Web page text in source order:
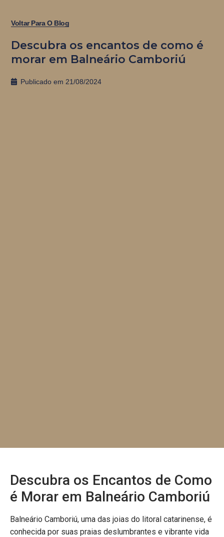
Voltar Para O Blog
Descubra os encantos de como é
morar em Balneário Camboriú
Publicado em 21/08/2024
Descubra os Encantos de Como
é Morar em Balneário Camboriú
Balneário Camboriú, uma das joias do litoral catarinense, é
conhecida por suas praias deslumbrantes e vibrante vida